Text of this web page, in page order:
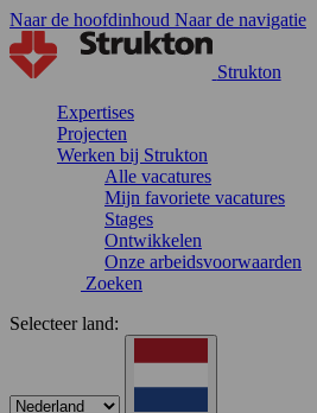
Naar de hoofdinhoud Naar de navigatie
Strukton
Expertises
Projecten
Werken bij Strukton
Alle vacatures
Mijn favoriete vacatures
Stages
Ontwikkelen
Onze arbeidsvoorwaarden
Zoeken
Selecteer land: